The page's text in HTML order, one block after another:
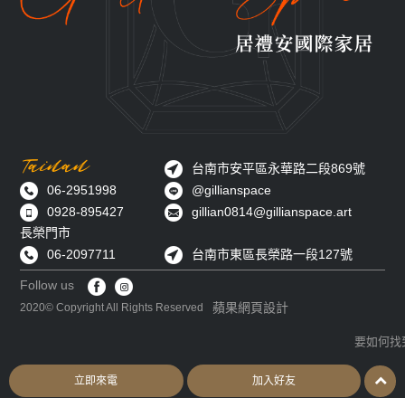
Tainan
台南市安平區永華路二段869號
06-2951998
@gillianspace
0928-895427
gillian0814@gillianspace.art
長榮門市
06-2097711
台南市東區長榮路一段127號
Follow us
2020© Copyright All Rights Reserved 蘋果網頁設計
要如何找
立即來電 加入好友